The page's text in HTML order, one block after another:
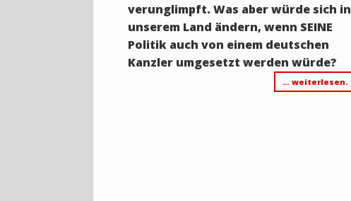
verunglimpft. Was aber würde sich in
unserem Land ändern, wenn SEINE
Politik auch von einem deutschen
Kanzler umgesetzt werden würde?
… weiterlesen.